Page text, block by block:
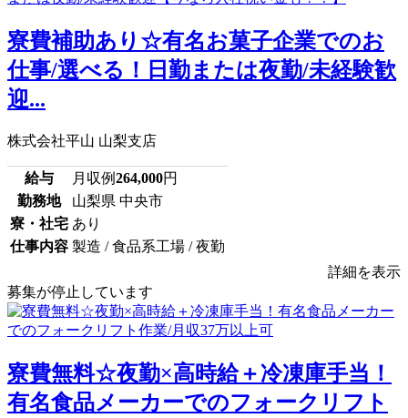
寮費補助あり☆有名お菓子企業でのお
仕事/選べる！日勤または夜勤/未経験歓
迎...
株式会社平山 山梨支店
給与 月収例264,000円
勤務地
山梨県 中央市
寮・社宅 あり
仕事内容 製造 / 食品系工場 / 夜勤
詳細を表示
募集が停止しています
寮費無料☆夜勤×高時給＋冷凍庫手当！
有名食品メーカーでのフォークリフト